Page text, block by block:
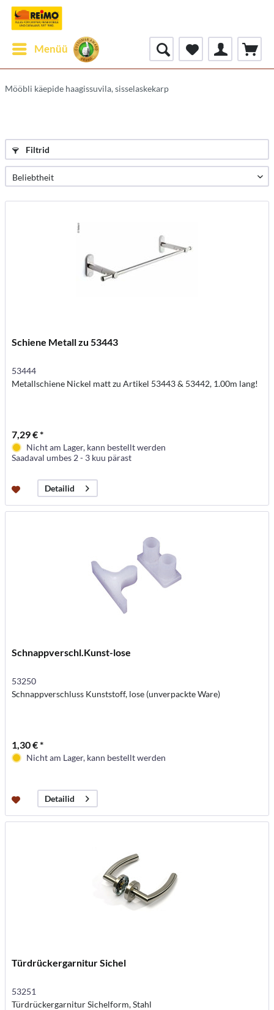
Menüü
Mööbli käepide haagissuvila, sisselaskekarp
Filtrid
Schiene Metall zu 53443
53444
Metallschiene Nickel matt zu Artikel 53443 & 53442, 1.00m lang!
7,29 € *
Nicht am Lager, kann bestellt werden
Saadaval umbes 2 - 3 kuu pärast
Detailid
Schnappverschl.Kunst-lose
53250
Schnappverschluss Kunststoff, lose (unverpackte Ware)
1,30 € *
Nicht am Lager, kann bestellt werden
Detailid
Türdrückergarnitur Sichel
53251
Türdrückergarnitur Sichelform, Stahl